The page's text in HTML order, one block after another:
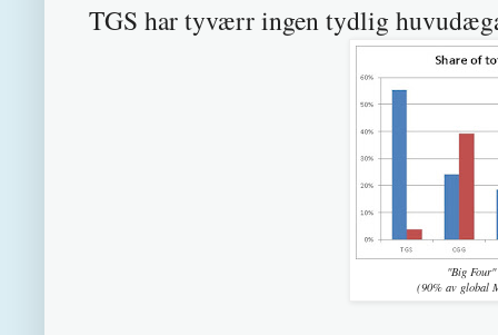
TGS har tyværr ingen tydlig
"Big
(90% av global